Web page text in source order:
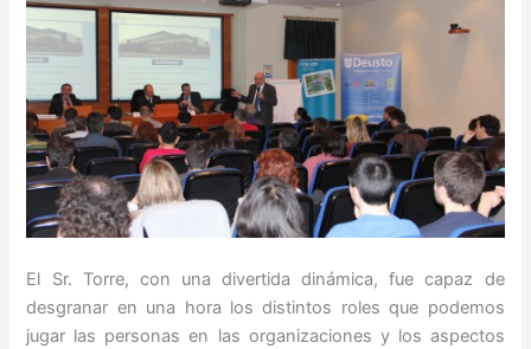
El Sr. Torre, con una divertida dinámica, fue capaz de
desgranar en una hora los distintos roles que podemos
jugar las personas en las organizaciones y los aspectos